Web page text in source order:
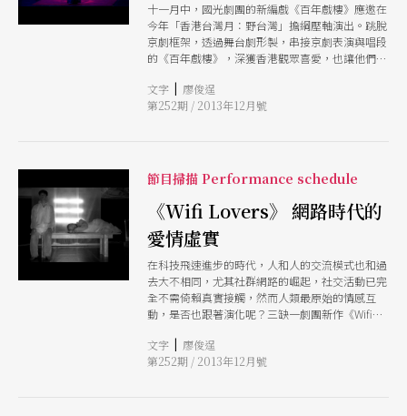
十一月中，國光劇團的新編戲《百年戲樓》應邀在
今年「香港台灣月：野台灣」擔綱壓軸演出。跳脫
京劇框架，透過舞台劇形製，串接京劇表演與唱段
的《百年戲樓》，深獲香港觀眾喜愛，也讓他們看
文字 | 廖俊逞
第252期 / 2013年12月號
節目掃描 Performance schedule
《Wifi Lovers》 網路時代的
愛情虛實
在科技飛速進步的時代，人和人的交流模式也和過
去大不相同，尤其社群網路的崛起，社交活動已完
全不需倚賴真實接觸，然而人類最原始的情感互
動，是否也跟著演化呢？三缺一劇團新作《Wifi
（Mohamed Fita Helmi BinTahir）與團員共同創
作，探討男女在戀愛中關係中，因為科技元素的加
文字 | 廖俊逞
第252期 / 2013年12月號